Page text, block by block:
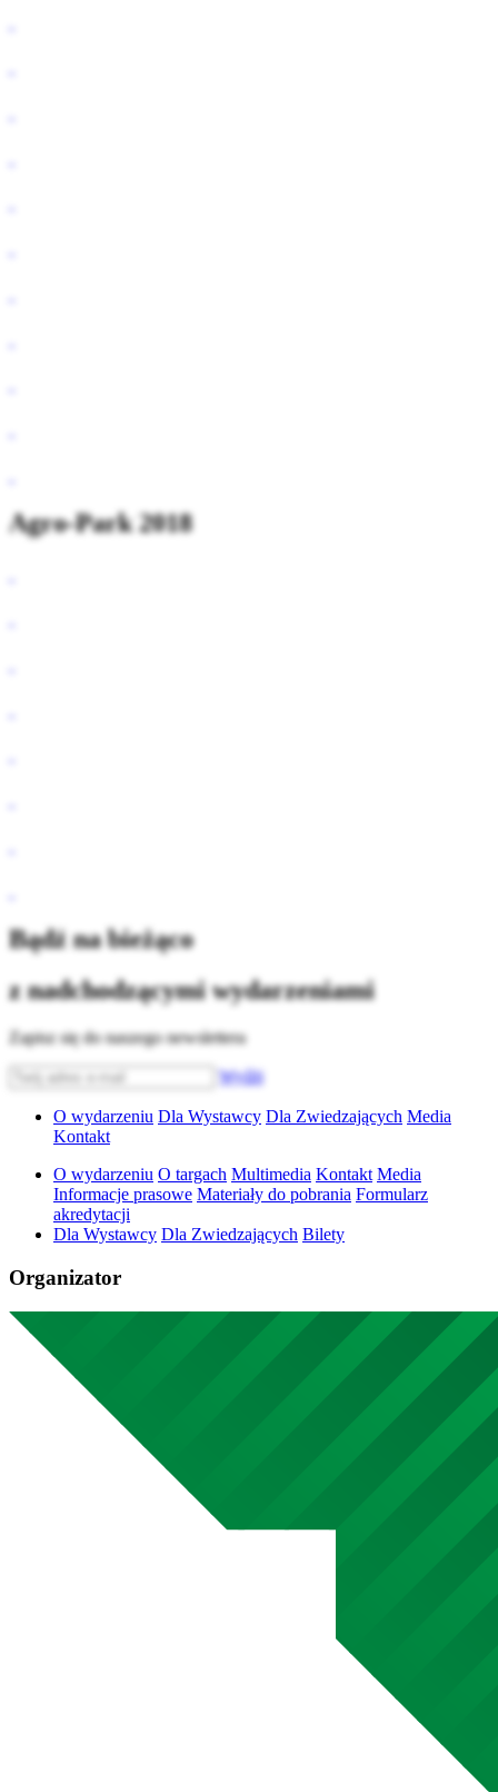
Agro-Park 2018
Bądź na bieżąco
z nadchodzącymi wydarzeniami
Zapisz się do naszego newslettera
Wyślij
O wydarzeniu Dla Wystawcy Dla Zwiedzających Media
Kontakt
O wydarzeniu O targach Multimedia Kontakt Media
Informacje prasowe Materiały do pobrania Formularz
akredytacji
Dla Wystawcy Dla Zwiedzających Bilety
Organizator